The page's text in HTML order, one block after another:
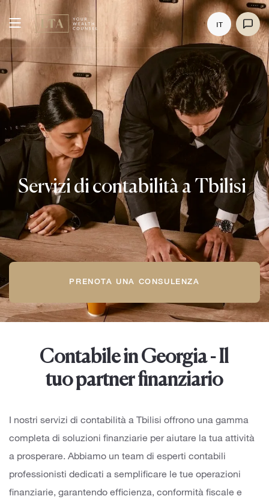
IT
Servizi di contabilità a Tbilisi
PRENOTA UNA CONSULENZA
Contabile in Georgia - Il
tuo partner finanziario
I nostri servizi di contabilità a Tbilisi offrono una gamma
completa di soluzioni finanziarie per aiutare la tua attività
a prosperare. Abbiamo un team di esperti contabili
professionisti dedicati a semplificare le tue operazioni
finanziarie, garantendo efficienza, conformità fiscale e